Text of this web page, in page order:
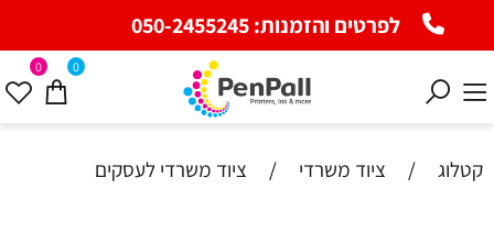
לפרטים והזמנות:050-2455245
0 0
קטלוג / ציוד משרדי / ציוד משרדי לעסקים